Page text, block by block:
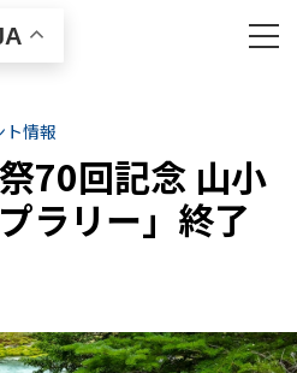
ト情報
70回記念 山小
ラリー」終了